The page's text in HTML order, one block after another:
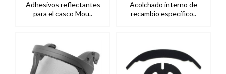
Adhesivos reflectantes
para el casco Mou..
Acolchado interno de
recambio específico..